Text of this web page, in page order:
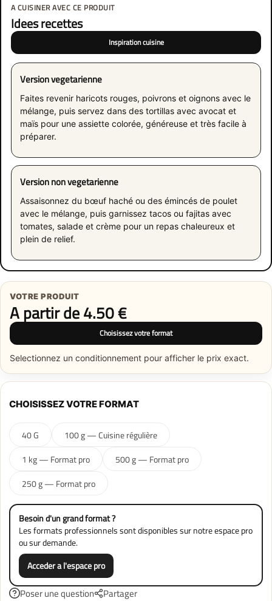
A CUISINER AVEC CE PRODUIT
Idees recettes
Inspiration cuisine
Version vegetarienne
Faites revenir haricots rouges, poivrons et oignons avec le
mélange, puis servez dans des tortillas avec avocat et
maïs pour une assiette colorée, généreuse et très facile à
préparer.
Version non vegetarienne
Assaisonnez du bœuf haché ou des émincés de poulet
avec le mélange, puis garnissez tacos ou fajitas avec
tomates, salade et crème pour un repas chaleureux et
plein de relief.
VOTRE PRODUIT
A partir de4.50€
Choisissez votre format
Selectionnez un conditionnement pour afficher le prix exact.
CHOISISSEZ VOTRE FORMAT
40 G
100 g — Cuisine régulière
1 kg — Format pro
500 g — Format pro
250 g — Format pro
Besoin d'un grand format ?
Les formats professionnels sont disponibles sur notreespace pro
ou sur demande.
Acceder a l'espace pro
Poser une question Partager